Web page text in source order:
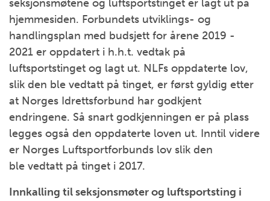
seksjonsmøtene og luftsportstinget er lagt ut på
hjemmesiden. Forbundets utviklings- og
handlingsplan med budsjett for årene 2019 -
2021 er oppdatert i h.h.t. vedtak på
luftsportstinget og lagt ut. NLFs oppdaterte lov,
slik den ble vedtatt på tinget, er først gyldig etter
at Norges Idrettsforbund har godkjent
endringene. Så snart godkjenningen er på plass
legges også den oppdaterte loven ut. Inntil videre
er Norges Luftsportforbunds lov slik den
ble vedtatt på tinget i 2017.
Innkalling til seksjonsmøter og luftsportsting i